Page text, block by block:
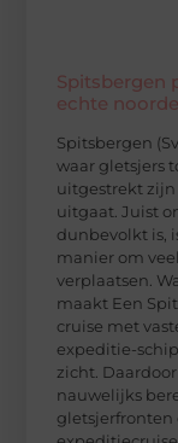
Spitsbergen
echte
Spitsbergen
waar gletsjers
uitgestrekt
uitgaat. Juist
dunbevolkt is,
manier om
verplaatsen.
maakt Een
cruise met
expeditie-
zicht.
nauwelijks
gletsjerfronten